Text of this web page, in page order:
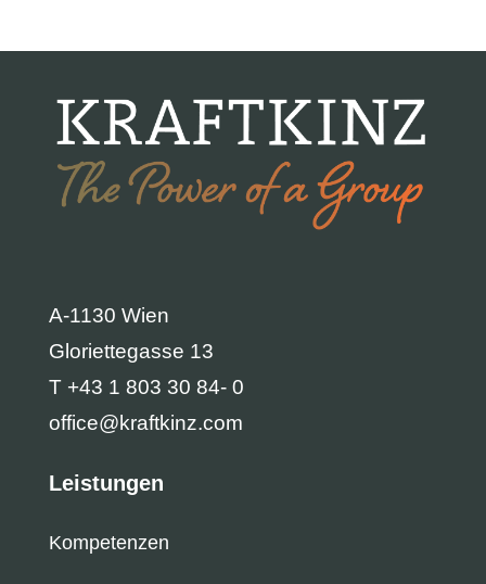
A-1130 Wien
Gloriettegasse 13
T +43 1 803 30 84- 0
office@kraftkinz.com
Leistungen
Kompetenzen